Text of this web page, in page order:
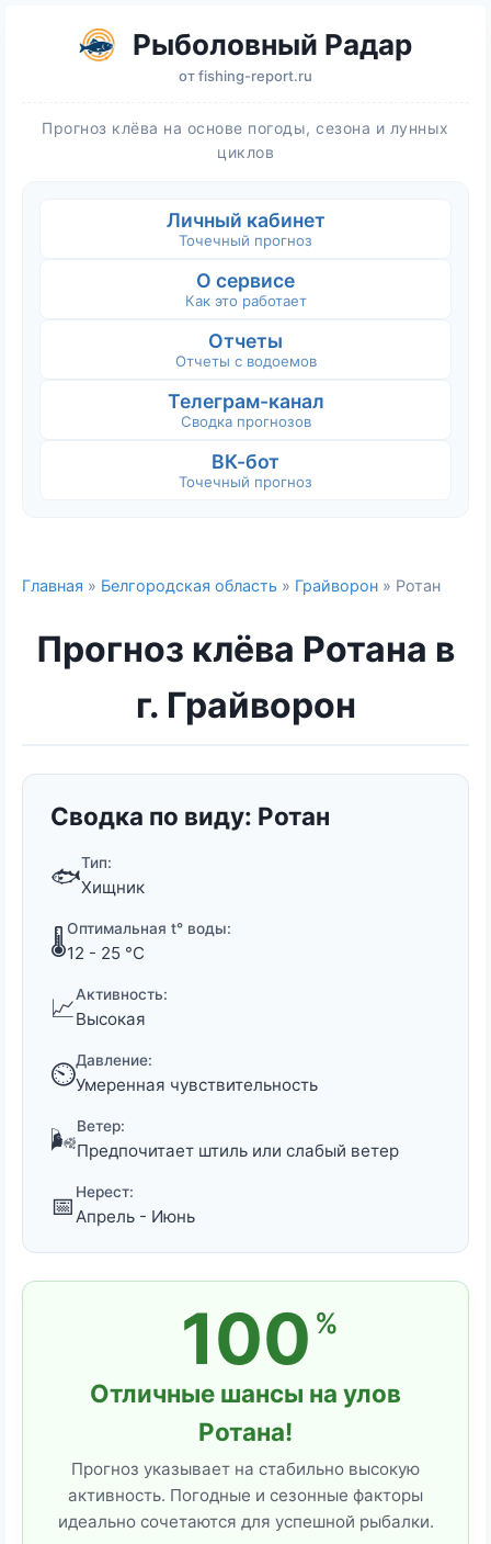
Рыболовный Радар
отfishing-report.ru
Прогноз клёва на основе погоды, сезона и лунных
циклов
Личный кабинет
Точечный прогноз
О сервисе
Как это работает
Отчеты
Отчеты с водоемов
Телеграм-канал
Сводка прогнозов
ВК-бот
Точечный прогноз
Главная » Белгородская область » Грайворон » Ротан
Прогноз клёва Ротана в
г. Грайворон
Сводка по виду: Ротан
🐟Тип:
Хищник
🌡️Оптимальная t° воды:
12 - 25 °C
📈Активность:
Высокая
⏲️Давление:
Умеренная чувствительность
🌬️Ветер:
Предпочитает штиль или слабый ветер
📅 Нерест:
Апрель - Июнь
100 %
Отличные шансы на улов
Ротана!
Прогноз указывает на стабильно высокую
активность. Погодные и сезонные факторы
идеально сочетаются для успешной рыбалки.